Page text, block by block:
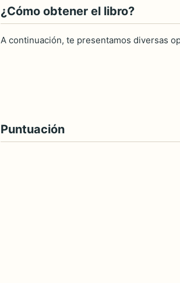
¿Cómo obtener el libro?
A continuación, te presentamos diversas
Puntuación